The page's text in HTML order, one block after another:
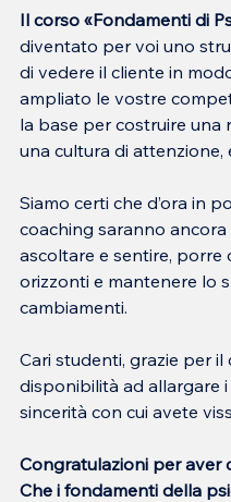
Il corso «Fondamenti di
diventato per voi uno
di vedere il cliente in
ampliato le vostre
la base per costruire una
una cultura di attenzione,
Siamo certi che d’ora in
coaching saranno
ascoltare e sentire,
orizzonti e mantenere lo
cambiamenti.
Cari studenti, grazie per il
disponibilità ad allargare
sincerità con cui avete
Congratulazioni per aver
Che i fondamenti della